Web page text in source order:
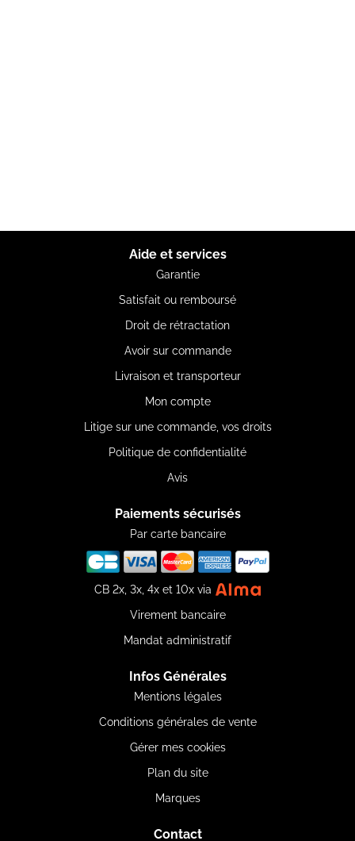
Aide et services
Garantie
Satisfait ou remboursé
Droit de rétractation
Avoir sur commande
Livraison et transporteur
Mon compte
Litige sur une commande, vos droits
Politique de confidentialité
Avis
Paiements sécurisés
Par carte bancaire
CB 2x, 3x, 4x et 10x via
Virement bancaire
Mandat administratif
Infos Générales
Mentions légales
Conditions générales de vente
Gérer mes cookies
Plan du site
Marques
Contact